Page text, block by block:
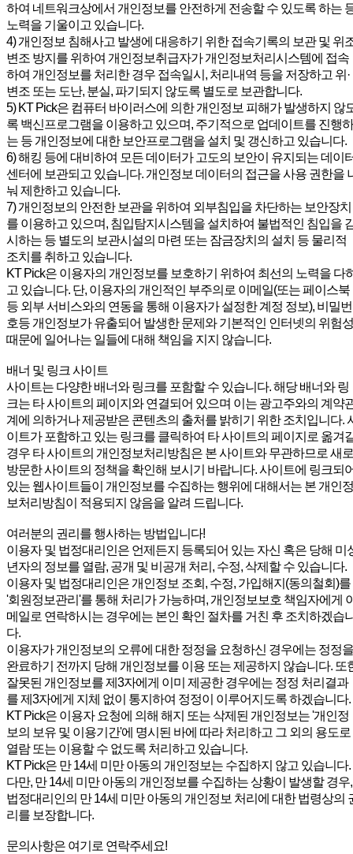
하여 네트워크상에서 개인정보를 안전하게 전송할 수 있도록 하는
노력을 기울이고 있습니다.
4) 개인정보 침해사고 발생에 대응하기 위한 접속기록의 보관 및 위
변조 방지를 위하여 개인정보취급자가 개인정보처리시스템에 접속
하여 개인정보를 처리한 경우 접속일시, 처리내역 등을 저장하고 위·
변조 또는 도난, 분실, 파기되지 않도록 별도로 보관합니다.
5) KT Pick은 컴퓨터 바이러스에 의한 개인정보 피해가 발생하지 않
록 백신프로그램을 이용하고 있으며, 주기적으로 업데이트를 진행하
는 등 개인정보에 대한 보안프로그램을 설치 및 갱신하고 있습니다.
6) 해킹 등에 대비하여 모든 데이터가 고도의 보안이 유지되는 데이
센터에 보관되고 있습니다. 개인정보 데이터의 접근을 사용 권한을
눠 제한하고 있습니다.
7) 개인정보의 안전한 보관을 위하여 외부침입을 차단하는 보안장치
를 이용하고 있으며, 침입탐지시스템을 설치하여 불법적인 침입을
시하는 등 별도의 보관시설의 마련 또는 잠금장치의 설치 등 물리적
조치를 취하고 있습니다.
KT Pick은 이용자의 개인정보를 보호하기 위하여 최선의 노력을 다
고 있습니다. 단, 이용자의 개인적인 부주의로 이메일(또는 페이스북
등 외부 서비스와의 연동을 통해 이용자가 설정한 계정 정보), 비밀번
호등 개인정보가 유출되어 발생한 문제와 기본적인 인터넷의 위험성
때문에 일어나는 일들에 대해 책임을 지지 않습니다.
배너 및 링크 사이트
사이트는 다양한 배너와 링크를 포함할 수 있습니다. 해당 배너와 링
크는 타 사이트의 페이지와 연결되어 있으며 이는 광고주와의 계약
계에 의하거나 제공받은 콘텐츠의 출처를 밝히기 위한 조치입니다.
이트가 포함하고 있는 링크를 클릭하여 타 사이트의 페이지로 옮겨
경우 타 사이트의 개인정보처리방침은 본 사이트와 무관하므로 새로
방문한 사이트의 정책을 확인해 보시기 바랍니다. 사이트에 링크되
있는 웹사이트들이 개인정보를 수집하는 행위에 대해서는 본 개인정
보처리방침이 적용되지 않음을 알려 드립니다.
여러분의 권리를 행사하는 방법입니다!
이용자 및 법정대리인은 언제든지 등록되어 있는 자신 혹은 당해 미
년자의 정보를 열람, 공개 및 비공개 처리, 수정, 삭제할 수 있습니다.
이용자 및 법정대리인은 개인정보 조회, 수정, 가입해지(동의철회)를
'회원정보관리'를 통해 처리가 가능하며, 개인정보보호 책임자에게
메일로 연락하시는 경우에는 본인 확인 절차를 거친 후 조치하겠습
다.
이용자가 개인정보의 오류에 대한 정정을 요청하신 경우에는 정정을
완료하기 전까지 당해 개인정보를 이용 또는 제공하지 않습니다. 또
잘못된 개인정보를 제3자에게 이미 제공한 경우에는 정정 처리결과
를 제3자에게 지체 없이 통지하여 정정이 이루어지도록 하겠습니다.
KT Pick은 이용자 요청에 의해 해지 또는 삭제된 개인정보는 '개인정
보의 보유 및 이용기간'에 명시된 바에 따라 처리하고 그 외의 용도로
열람 또는 이용할 수 없도록 처리하고 있습니다.
KT Pick은 만 14세 미만 아동의 개인정보는 수집하지 않고 있습니다.
다만, 만 14세 미만 아동의 개인정보를 수집하는 상황이 발생할 경우,
법정대리인의 만 14세 미만 아동의 개인정보 처리에 대한 법령상의
리를 보장합니다.
문의사항은 여기로 연락주세요!